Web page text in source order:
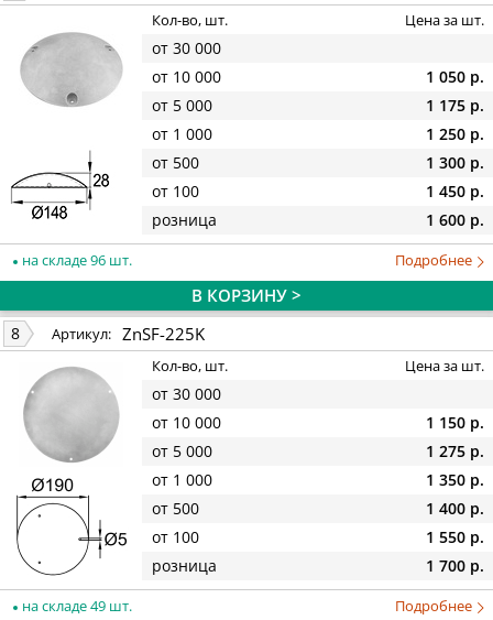
Кол-во, шт. Цена за шт.
от 30 000
от 10 000
1 050 р.
от 5 000
1 175 р.
от 1 000
1 250 р.
от 500
1 300 р.
от 100
1 450 р.
розница
1 600 р.
на складе 96 шт. Подробнее
В КОРЗИНУ >
8 Артикул: ZnSF-225K
Кол-во, шт. Цена за шт.
от 30 000
от 10 000
1 150 р.
от 5 000
1 275 р.
от 1 000
1 350 р.
от 500
1 400 р.
от 100
1 550 р.
розница
1 700 р.
на складе 49 шт. Подробнее